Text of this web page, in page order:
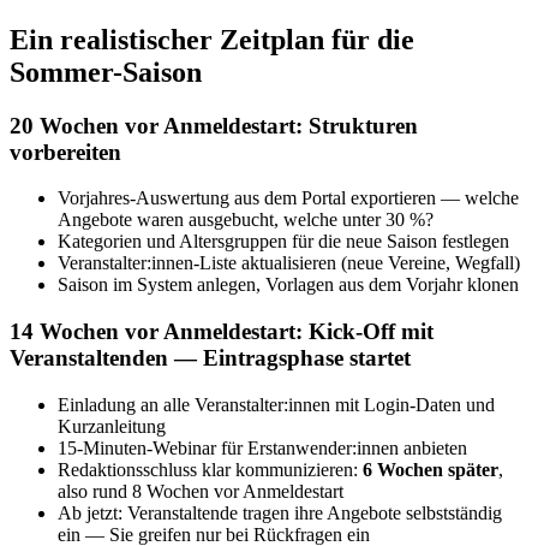
Ein realistischer Zeitplan für die
Sommer-Saison
20 Wochen vor Anmeldestart: Strukturen
vorbereiten
Vorjahres-Auswertung aus dem Portal exportieren — welche
Angebote waren ausgebucht, welche unter 30 %?
Kategorien und Altersgruppen für die neue Saison festlegen
Veranstalter:innen-Liste aktualisieren (neue Vereine, Wegfall)
Saison im System anlegen, Vorlagen aus dem Vorjahr klonen
14 Wochen vor Anmeldestart: Kick-Off mit
Veranstaltenden — Eintragsphase startet
Einladung an alle Veranstalter:innen mit Login-Daten und
Kurzanleitung
15-Minuten-Webinar für Erstanwender:innen anbieten
Redaktionsschluss klar kommunizieren: 6 Wochen später,
also rund 8 Wochen vor Anmeldestart
Ab jetzt: Veranstaltende tragen ihre Angebote selbstständig
ein — Sie greifen nur bei Rückfragen ein